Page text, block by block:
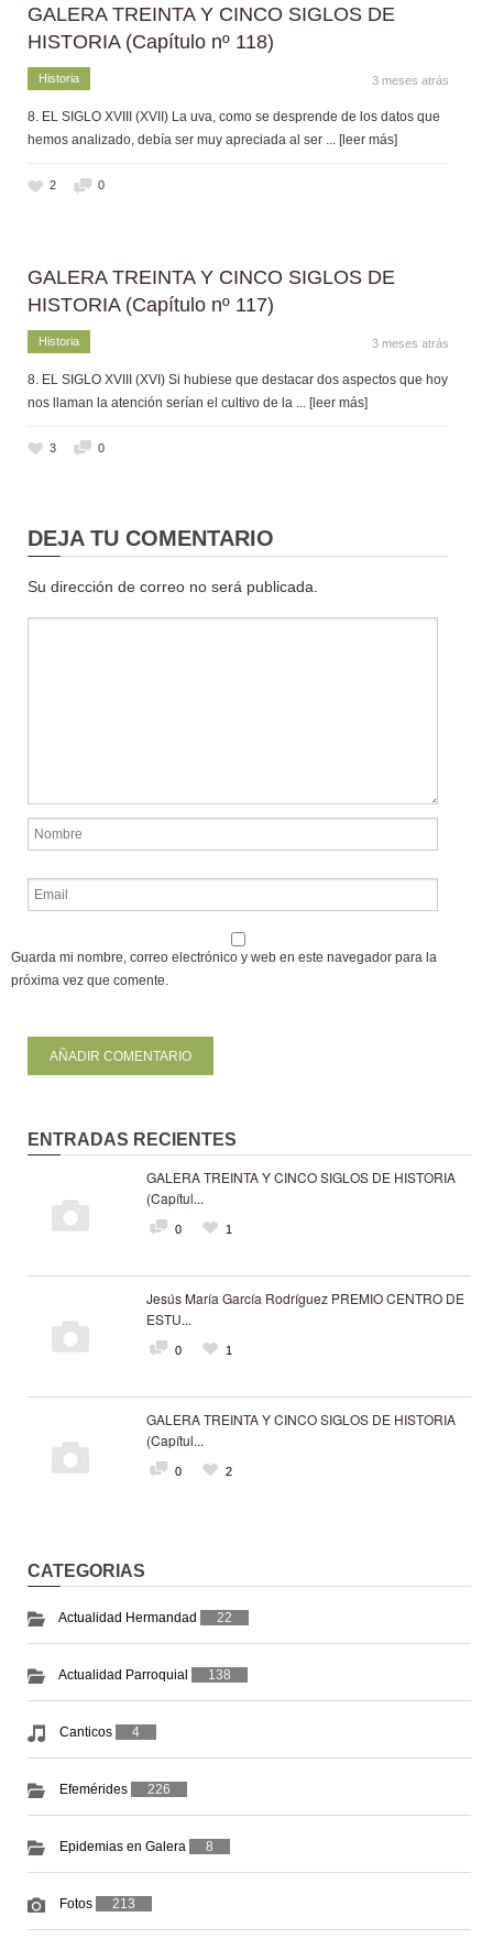
GALERA TREINTA Y CINCO SIGLOS DE
HISTORIA (Capítulo nº 118)
Historia 3 meses atrás
8. EL SIGLO XVIII (XVII) La uva, como se desprende de los datos que
hemos analizado, debía ser muy apreciada al ser ... [leer más]
2 0
GALERA TREINTA Y CINCO SIGLOS DE
HISTORIA (Capítulo nº 117)
Historia 3 meses atrás
8. EL SIGLO XVIII (XVI) Si hubiese que destacar dos aspectos que hoy
nos llaman la atención serían el cultivo de la
... [leer más]
3 0
DEJA TU COMENTARIO
Su dirección de correo no será publicada.
Guarda mi nombre, correo electrónico y web en este navegador para la
próxima vez que comente.
ENTRADAS RECIENTES
GALERA TREINTA Y CINCO SIGLOS DE HISTORIA
(Capítul...
0 1
Jesús María García Rodríguez PREMIO CENTRO DE
ESTU...
0 1
GALERA TREINTA Y CINCO SIGLOS DE HISTORIA
(Capítul...
0 2
CATEGORIAS
Actualidad Hermandad 22
Actualidad Parroquial 138
Canticos 4
Efemérides 226
Epidemias en Galera 8
Fotos 213